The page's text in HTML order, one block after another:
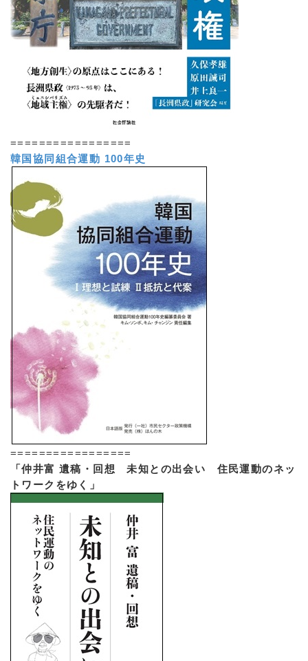
=================
韓国協同組合運動 100年史
=================
「仲井富 遺稿・回想 未知との出会い 住民運動のネッ
トワークをゆく」